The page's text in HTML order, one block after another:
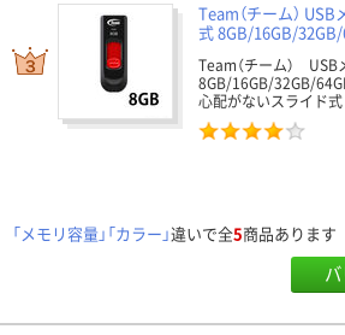
Team（チーム）
式 8GB/16GB/
Team（チーム）
8GB/16GB/32GB/
心配がないスライド
「メモリ容量」「カラー」違いで全5商品あります